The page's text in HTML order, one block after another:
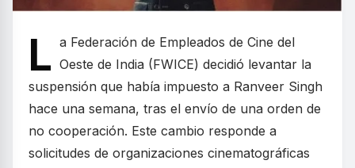
L a Federación de Empleados de Cine del
Oeste de India (FWICE) decidió levantar la
suspensión que había impuesto a Ranveer Singh
hace una semana, tras el envío de una orden de
no cooperación. Este cambio responde a
solicitudes de organizaciones cinematográficas